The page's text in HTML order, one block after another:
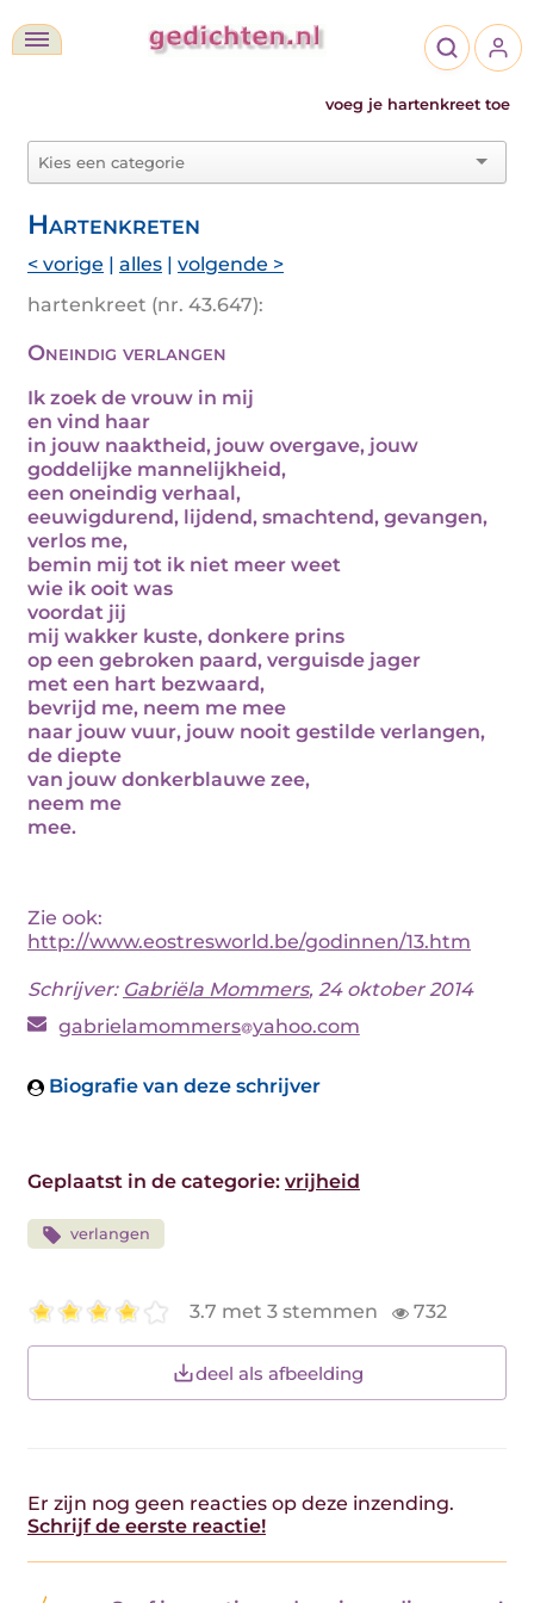
voeg je hartenkreet toe
Hartenkreten
< vorige | alles | volgende >
hartenkreet (nr. 43.647):
Oneindig verlangen
Ik zoek de vrouw in mij
en vind haar
in jouw naaktheid, jouw overgave, jouw
goddelijke mannelijkheid,
een oneindig verhaal,
eeuwigdurend, lijdend, smachtend, gevangen,
verlos me,
bemin mij tot ik niet meer weet
wie ik ooit was
voordat jij
mij wakker kuste, donkere prins
op een gebroken paard, verguisde jager
met een hart bezwaard,
bevrijd me, neem me mee
naar jouw vuur, jouw nooit gestilde verlangen,
de diepte
van jouw donkerblauwe zee,
neem me
mee.
Zie ook:
http://www.eostresworld.be/godinnen/13.htm
Schrijver: Gabriëla Mommers, 24 oktober 2014
gabrielamommers yahoo.com
Biografie van deze schrijver
Geplaatst in de categorie: vrijheid
verlangen
3.7 met 3 stemmen 732
deel als afbeelding
Er zijn nog geen reacties op deze inzending.
Schrijf de eerste reactie!